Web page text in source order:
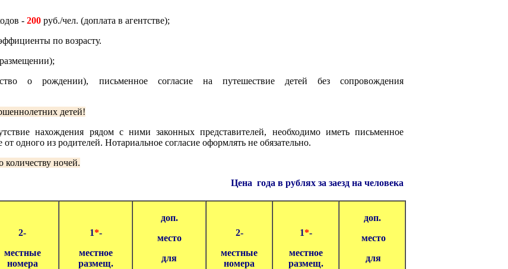
- 200 руб./чел. (доплата в агентстве);
по возрасту.
о рождении), письменное согласие на путешествие детей без сопровождения
детей!
нахождения рядом с ними законных представителей, необходимо иметь письменное
одного из родителей. Нотариальное согласие оформлять не обязательно.
количеству ночей.
Цена года в рублях за заезд на человека
2-
местные
номера
1*-
местное
размещ.
доп.
место
для
2-
местные
номера
1*-
местное
размещ.
доп.
место
для